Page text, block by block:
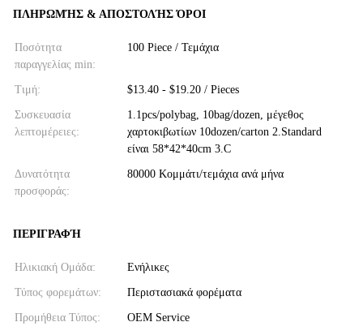
ΠΛΗΡΩΜΉΣ & ΑΠΟΣΤΟΛΉΣ ΌΡΟΙ
Ποσότητα
παραγγελίας min:
100 Piece / Τεμάχια
Τιμή: $13.40 - $19.20 / Pieces
Συσκευασία
λεπτομέρειες:
1.1pcs/polybag, 10bag/dozen, μέγεθος
χαρτοκιβωτίων 10dozen/carton 2.Standard
είναι 58*42*40cm 3.C
Δυνατότητα
προσφοράς:
80000 Κομμάτι/τεμάχια ανά μήνα
ΠΕΡΙΓΡΑΦΉ
Ηλικιακή Ομάδα: Ενήλικες
Τύπος φορεμάτων: Περιστασιακά φορέματα
Προμήθεια Τύπος: OEM Service